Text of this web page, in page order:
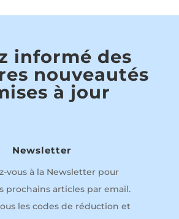
informé des
nouveautés
à jour
Newsletter
vous à la Newsletter pour
prochains articles par email.
les codes de réduction et